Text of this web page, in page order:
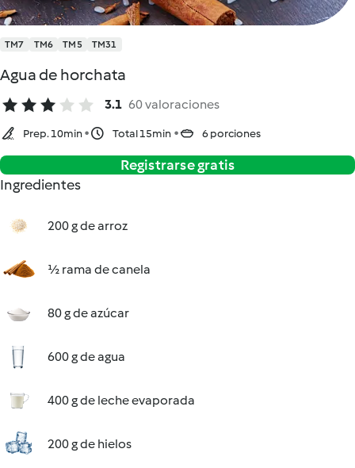
TM7 TM6 TM5 TM31
Agua de horchata
3.1 60 valoraciones
Prep. 10min Total 15min 6 porciones
Registrarse gratis
Ingredientes
200 g de arroz
½ rama de canela
80 g de azúcar
600 g de agua
400 g de leche evaporada
200 g de hielos